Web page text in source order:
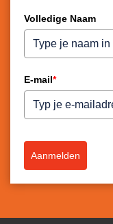
Volledige Naam
E-mail*
Aanmelden